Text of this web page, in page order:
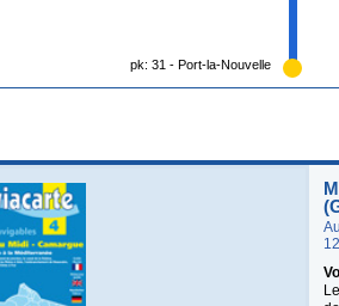
pk: 31 - Port-la-Nouvelle